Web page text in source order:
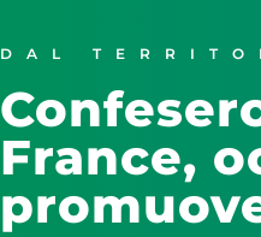
DAL
France,